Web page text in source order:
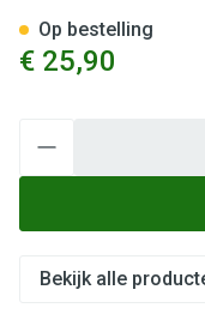
€ 25,90
Op bestelling
Bekijk alle